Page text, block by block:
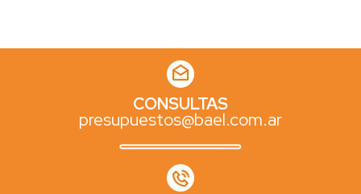
CONSULTAS
presupuestos@bael.com.ar